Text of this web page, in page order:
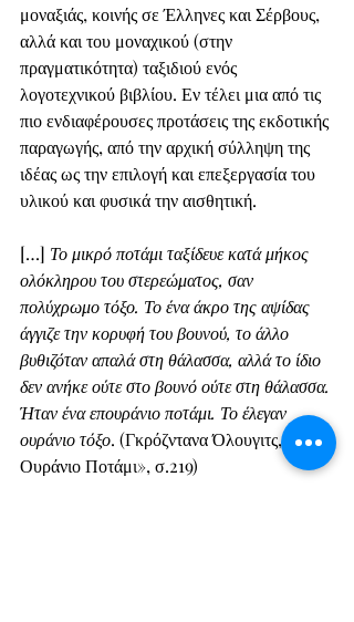
μοναξιάς, κοινής σε Έλληνες και Σέρβους,
αλλά και του μοναχικού (στην
πραγματικότητα) ταξιδιού ενός
λογοτεχνικού βιβλίου. Εν τέλει μια από τις
πιο ενδιαφέρουσες προτάσεις της εκδοτικής
παραγωγής, από την αρχική σύλληψη της
ιδέας ως την επιλογή και επεξεργασία του
υλικού και φυσικά την αισθητική.
[…] Το μικρό ποτάμι ταξίδευε κατά μήκος
ολόκληρου του στερεώματος, σαν
πολύχρωμο τόξο. Το ένα άκρο της αψίδας
άγγιζε την κορυφή του βουνού, το άλλο
βυθιζόταν απαλά στη θάλασσα, αλλά το ίδιο
δεν ανήκε ούτε στο βουνό ούτε στη θάλασσα.
Ήταν ένα επουράνιο ποτάμι. Το έλεγαν
ουράνιο τόξο. (Γκρόζντανα Όλουγιτς, «Το
Ουράνιο Ποτάμι», σ.219)